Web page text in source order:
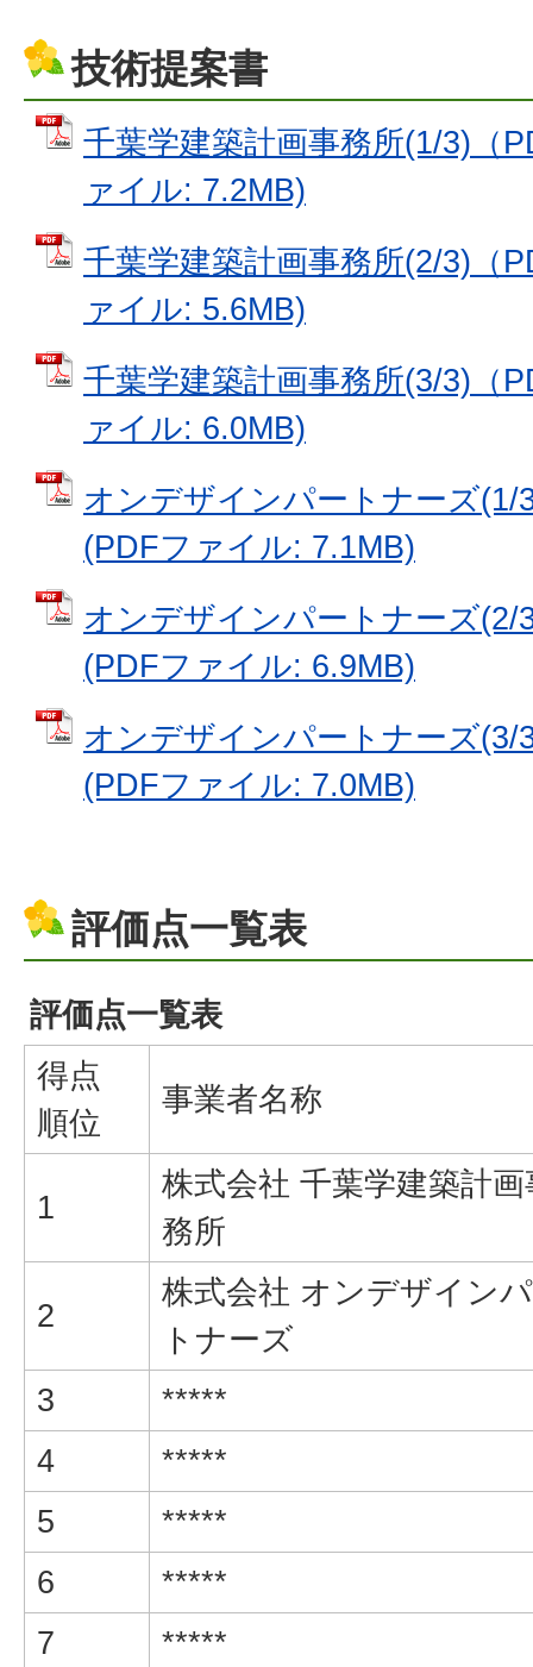
技術提案書
千葉学建築計画事務所(1/3)（
ァイル: 7.2MB)
千葉学建築計画事務所(2/3)（
ァイル: 5.6MB)
千葉学建築計画事務所(3/3)（
ァイル: 6.0MB)
オンデザインパートナーズ(1/
(PDFファイル: 7.1MB)
オンデザインパートナーズ(2/
(PDFファイル: 6.9MB)
オンデザインパートナーズ(3/
(PDFファイル: 7.0MB)
評価点一覧表
評価点一覧表
得点
順位
事業者名称
1
株式会社 千葉学建築計画
務所
2
株式会社 オンデザイン
トナーズ
3
*****
4
*****
5
*****
6
*****
7
*****